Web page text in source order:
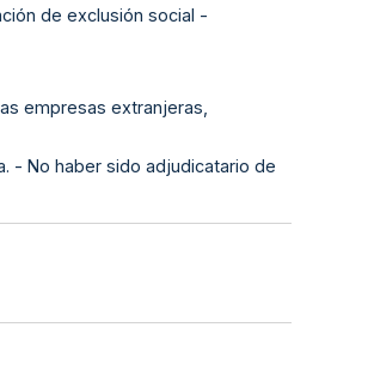
de exclusión social -
empresas extranjeras,
- No haber sido adjudicatario de